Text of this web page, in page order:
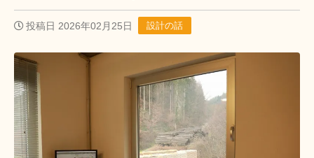
投稿日 2026年02月25日 設計の話